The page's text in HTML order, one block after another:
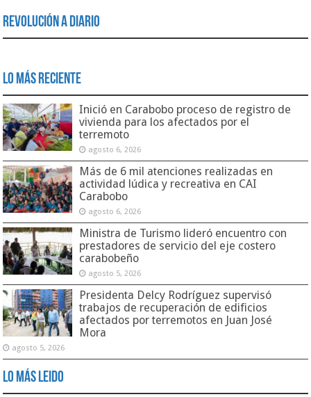
Revolución a Diario
Lo Más Reciente
Inició en Carabobo proceso de registro de
vivienda para los afectados por el
terremoto
agosto 6, 2026
Más de 6 mil atenciones realizadas en
actividad lúdica y recreativa en CAI
Carabobo
agosto 6, 2026
Ministra de Turismo lideró encuentro con
prestadores de servicio del eje costero
carabobeño
agosto 5, 2026
Presidenta Delcy Rodríguez supervisó
trabajos de recuperación de edificios
afectados por terremotos en Juan José
Mora
agosto 5, 2026
Lo Más Leido